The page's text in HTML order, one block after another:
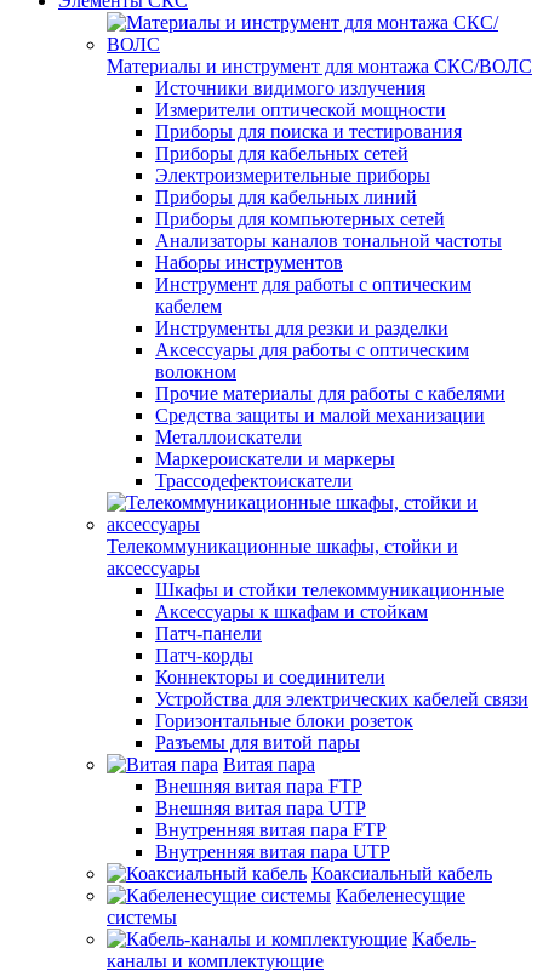
Материалы и инструмент для монтажа СКС/ВОЛС
Источники видимого излучения
Измерители оптической мощности
Приборы для поиска и тестирования
Приборы для кабельных сетей
Электроизмерительные приборы
Приборы для кабельных линий
Приборы для компьютерных сетей
Анализаторы каналов тональной частоты
Наборы инструментов
Инструмент для работы с оптическим
кабелем
Инструменты для резки и разделки
Аксессуары для работы с оптическим
волокном
Прочие материалы для работы с кабелями
Средства защиты и малой механизации
Металлоискатели
Маркероискатели и маркеры
Трассодефектоискатели
Телекоммуникационные шкафы, стойки и
аксессуары
Шкафы и стойки телекоммуникационные
Аксессуары к шкафам и стойкам
Патч-панели
Патч-корды
Коннекторы и соединители
Устройства для электрических кабелей связи
Горизонтальные блоки розеток
Разъемы для витой пары
Витая пара
Внешняя витая пара FTP
Внешняя витая пара UTP
Внутренняя витая пара FTP
Внутренняя витая пара UTP
Коаксиальный кабель
Кабеленесущие
системы
Кабель-
каналы и комплектующие